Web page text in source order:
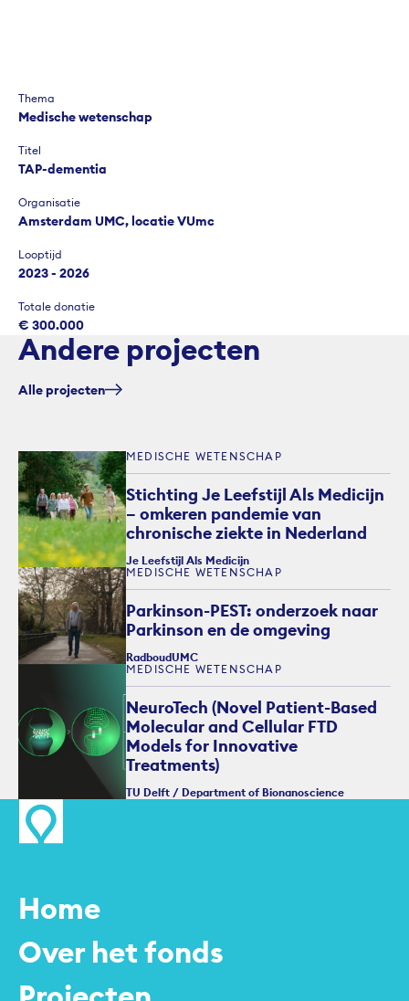
Thema
Medische wetenschap
Titel
TAP-dementia
Organisatie
Amsterdam UMC, locatie VUmc
Looptijd
2023 - 2026
Totale donatie
€ 300.000
Andere projecten
Alle projecten
MEDISCHE WETENSCHAP
Stichting Je Leefstijl Als Medicijn
– omkeren pandemie van
chronische ziekte in Nederland
Je Leefstijl Als Medicijn
MEDISCHE WETENSCHAP
Parkinson-PEST: onderzoek naar
Parkinson en de omgeving
RadboudUMC
MEDISCHE WETENSCHAP
NeuroTech (Novel Patient-Based
Molecular and Cellular FTD
Models for Innovative
Treatments)
TU Delft / Department of Bionanoscience
Home
Over het fonds